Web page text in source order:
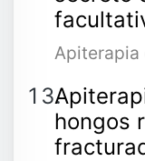
Apiterapia
hongos